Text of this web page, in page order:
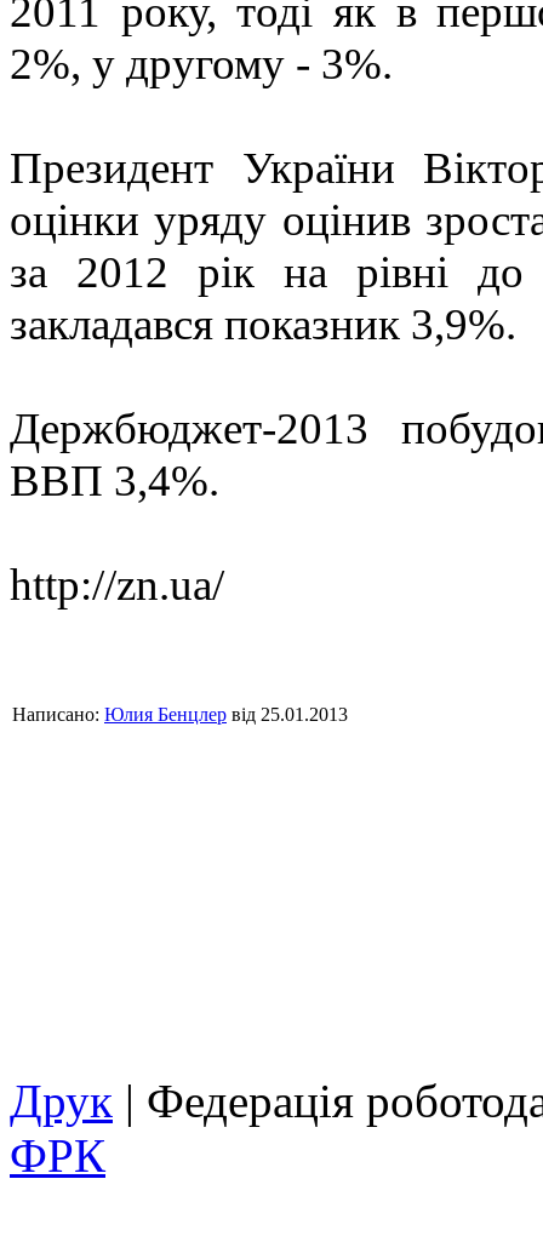
2011 року, тоді як в
2%, у другому - 3%.
Президент України
оцінки уряду оцінив
за 2012 рік на рівні
закладався показник 3,9%.
Держбюджет-2013
ВВП 3,4%.
http://zn.ua/
Написано: Юлия Бенцлер від 25.01.2013
Друк | Федерація
ФРК